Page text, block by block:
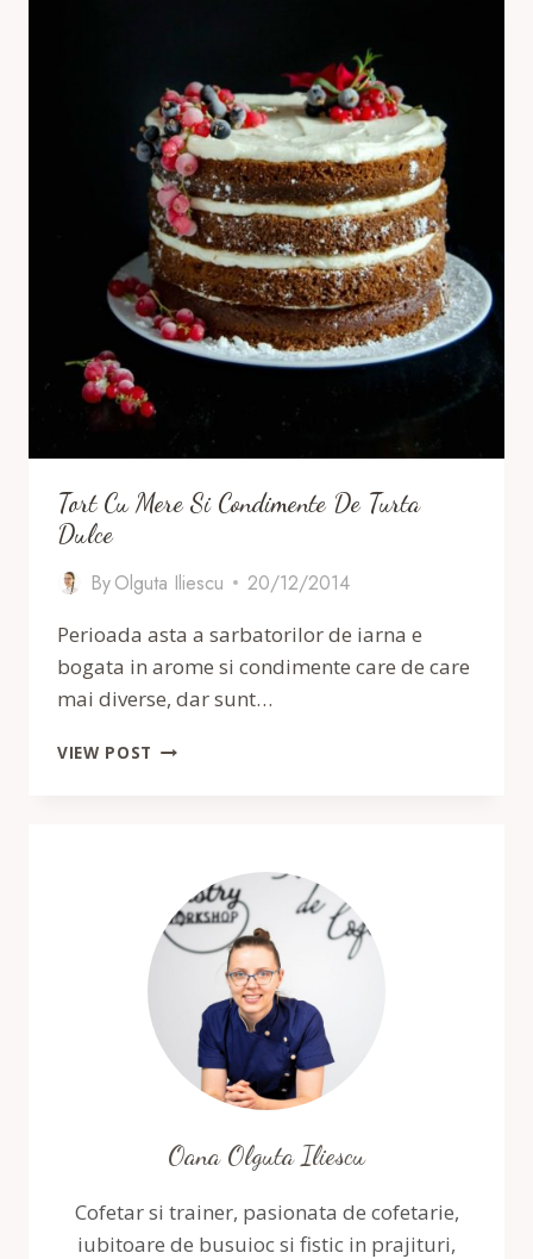
Tort Cu Mere Si Condimente De Turta
Dulce
ByOlguta Iliescu
20/12/2014
Perioada asta a sarbatorilor de iarna e
bogata in arome si condimente care de care
mai diverse, dar sunt…
VIEW POST TORT
TURTA
DULCE
Oana Olguta Iliescu
Cofetar si trainer, pasionata de cofetarie,
iubitoare de busuioc si fistic in prajituri,